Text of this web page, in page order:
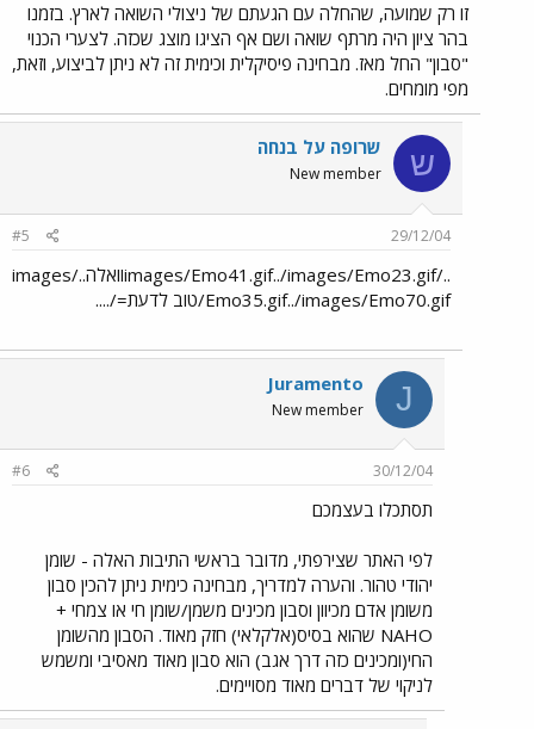
זו רק שמועה, שהחלה עם הגעתם של ניצולי השואה לארץ. בזמנו
בהר ציון היה מרתף שואה ושם אף הציגו מוצג שכזה. לצערי הכנוי
"סבון" החל מאז. מבחינה פיסיקלית וכימית זה לא ניתן לביצוע, וזאת,
מפי מומחים.
ש שרופה על בנחה
New member
29/12/04
#5
../images/Emo41.gif../images/Emo23.gifוואלה../images
/Emo35.gif../images/Emo70.gifטוב לדעת=/....
J
Juramento
New member
30/12/04
#6
תסתכלו בעצמכם
לפי האתר שצירפתי, מדובר בראשי התיבות האלה - שומן
יהודי טהור. והערה למדריך, מבחינה כימית ניתן להכין סבון
משומן אדם מכיוון וסבון מכינים משמן/שומן חי או צמחי +
NAHO שהוא בסיס(אלקלאי) חזק מאוד. הסבון מהשומן
החי(ומכינים כזה דרך אגב) הוא סבון מאוד מאסיבי ומשמש
לניקוי של דברים מאוד מסויימים.